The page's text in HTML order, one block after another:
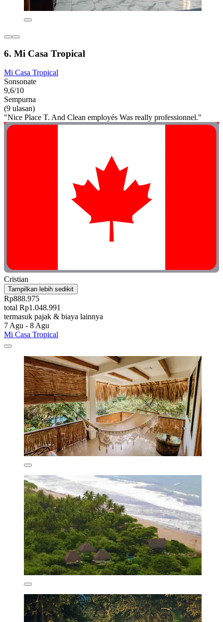
6. Mi Casa Tropical
Mi Casa Tropical
Sonsonate
9,6/10
Sempurna
(9 ulasan)
"Nice Place T. And Clean employés Was really professionnel."
Cristian
Tampilkan lebih sedikit
Rp888.975
total Rp1.048.991
termasuk pajak & biaya lainnya
7 Agu - 8 Agu
Mi Casa Tropical